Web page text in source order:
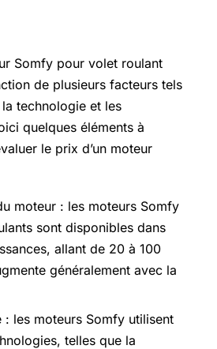
Somfy pour volet roulant
de plusieurs facteurs tels
technologie et les
quelques éléments à
le prix d’un moteur
moteur : les moteurs Somfy
sont disponibles dans
allant de 20 à 100
généralement avec la
: les moteurs Somfy utilisent
telles que la